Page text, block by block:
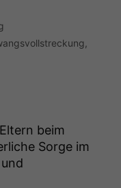
beim
Sorge im
zu
Diese helfen